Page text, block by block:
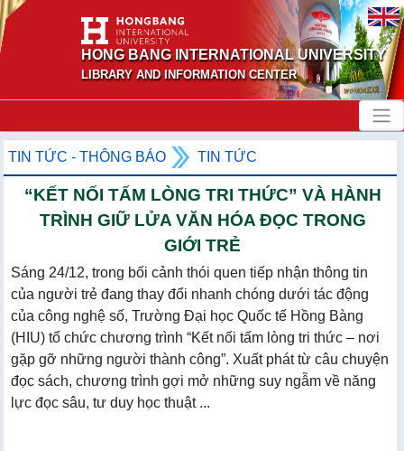
HONG BANG INTERNATIONAL UNIVERSITY
LIBRARY AND INFORMATION CENTER
TIN TỨC - THÔNG BÁO TIN TỨC
“KẾT NỐI TẤM LÒNG TRI THỨC” VÀ HÀNH
TRÌNH GIỮ LỬA VĂN HÓA ĐỌC TRONG
GIỚI TRẺ
Sáng 24/12, trong bối cảnh thói quen tiếp nhận thông tin
của người trẻ đang thay đổi nhanh chóng dưới tác động
của công nghệ số, Trường Đại học Quốc tế Hồng Bàng
(HIU) tổ chức chương trình “Kết nối tấm lòng tri thức – nơi
gặp gỡ những người thành công”. Xuất phát từ câu chuyện
đọc sách, chương trình gợi mở những suy ngẫm về năng
lực đọc sâu, tư duy học thuật ...